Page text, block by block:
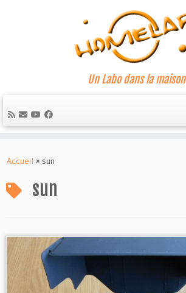
au
Un Labo dans la maison
Accueil » sun
sun